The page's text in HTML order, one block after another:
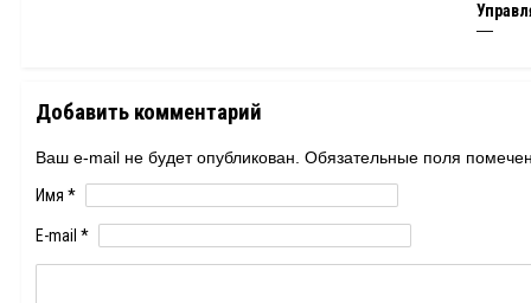
—
Добавить комментарий
Ваш e-mail не будет опубликован. Обязательные поля
Имя *
E-mail *